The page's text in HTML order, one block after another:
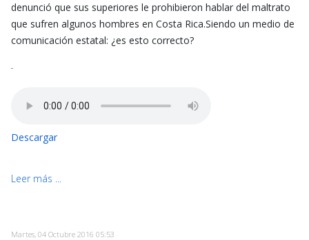
denunció que sus superiores le prohibieron hablar del maltrato
que sufren algunos hombres en Costa Rica.Siendo un medio de
comunicación estatal: ¿es esto correcto?
-
Descargar
Leer más ...
Martes, 04 Octubre 2016 05:53